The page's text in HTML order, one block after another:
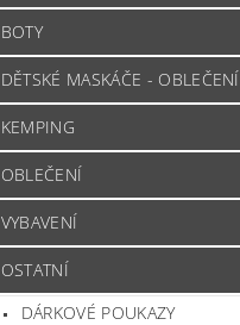
BOTY
DĚTSKÉ MASKÁČE - OBLEČENÍ
KEMPING
OBLEČENÍ
VYBAVENÍ
OSTATNÍ
DÁRKOVÉ POUKAZY